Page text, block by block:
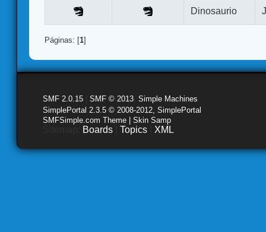
Dinosaurio
Páginas: [1]
SMF 2.0.15 SMF © 2013 Simple Machines
SimplePortal 2.3.5 © 2008-2012, SimplePortal
SMFSimple.com Theme | Skin Samp
Boards Topics XML